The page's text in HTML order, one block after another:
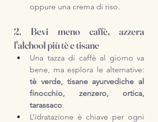
oppure una crema di riso.
2. Bevi meno caffè, azzera
l'alchool più tè e tisane
Una tazza di caffè al giorno va
tè verde, tisane ayurvediche al
finocchio, zenzero, ortica,
tarassaco.
L’idratazione è chiave per ogni